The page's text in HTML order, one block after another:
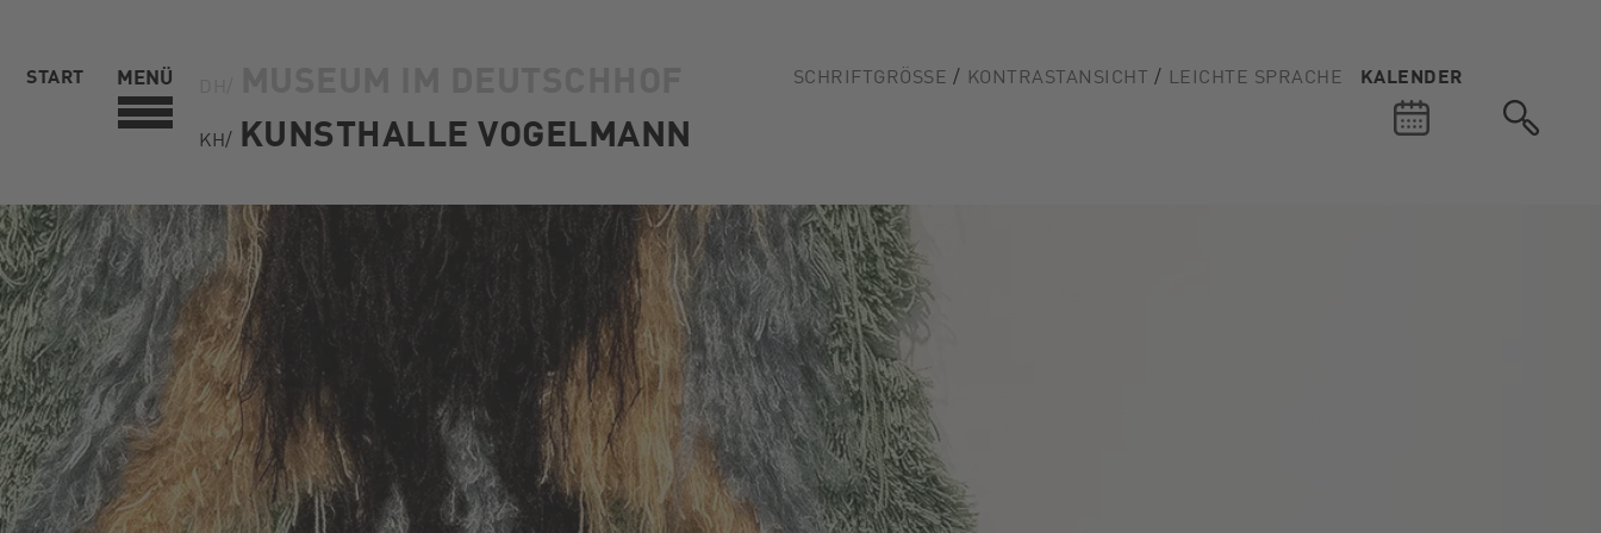
START MENÜ
KH/ KUNSTHALLE VOGELMANN
SCHRIFTGRÖSSE KONTRASTANSICHT LEICHTE SPRACHE KALENDER